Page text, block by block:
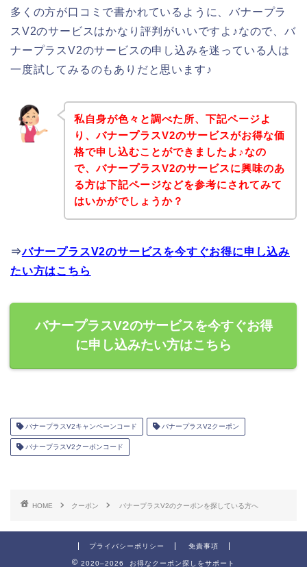
多くの方が口コミで書かれているように、バナープラ
スV2のサービスはかなり評判がいいですよ♪なので、バ
ナープラスV2のサービスの申し込みを迷っている人は
一度試してみるのもありだと思います♪
私自身が色々と調べた所、下記ページよ
り、バナープラスV2のサービスがお得な価
格で申し込むことができましたよ♪なの
で、バナープラスV2のサービスに興味のあ
る方は下記ページなどを参考にされてみて
はいかがでしょうか？
⇒バナープラスV2のサービスを今すぐお得に申し込み
たい方はこちら
バナープラスV2のサービスを今すぐお得
に申し込みたい方はこちら
バナープラスV2キャンペーンコード バナープラスV2クーポン
バナープラスV2クーポンコード
HOME クーポン バナープラスV2のクーポンを探している方へ
プライバシーポリシー 免責事項
2020–2026 お得なクーポン探しをサポート